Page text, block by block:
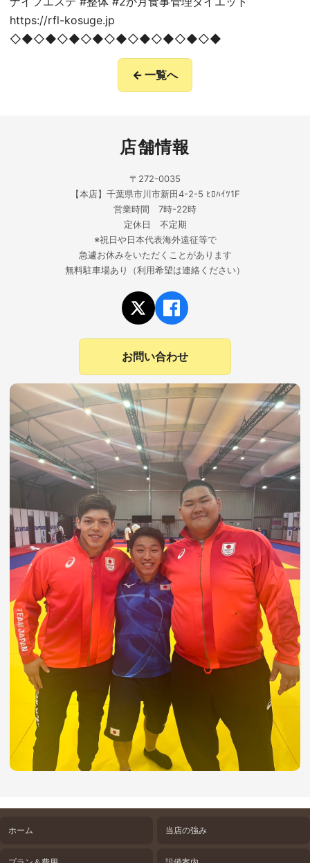
https://rfl-kosuge.jp
◇◆◇◆◇◆◇◆◇◆◇◆◇◆◇◆◇◆
← 一覧へ
店舗情報
〒272-0035
【本店】千葉県市川市新田4-2-5 ﾋﾛﾊｲﾂ1F
営業時間 7時-22時
定休日 不定期
※祝日や日本代表海外遠征等で
急遽お休みをいただくことがあります
無料駐車場あり（利用希望は連絡ください）
お問い合わせ
ホーム 当店の強み